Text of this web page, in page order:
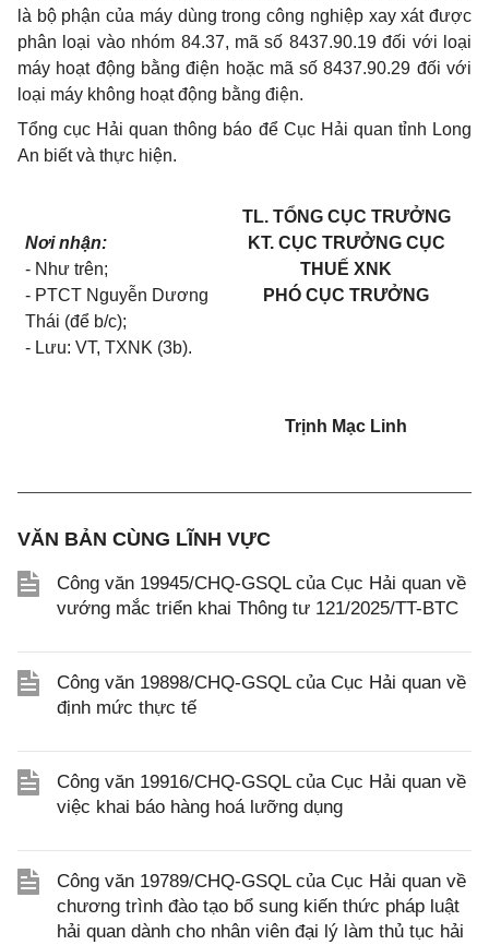
là bộ phận của máy dùng trong công nghiệp xay xát được
phân loại vào nhóm 84.37, mã số 8437.90.19 đối với loại
máy hoạt động bằng điện hoặc mã số 8437.90.29 đối với
loại máy không hoạt động bằng điện.
Tổng cục Hải quan thông báo để Cục Hải quan tỉnh Long
An biết và thực hiện.
Nơi nhận:
- Như trên;
- PTCT Nguyễn Dương
Thái (để b/c);
- Lưu: VT, TXNK (3b).
TL. TỔNG CỤC TRƯỞNG
KT. CỤC TRƯỞNG CỤC
THUẾ XNK
PHÓ CỤC TRƯỞNG
Trịnh Mạc Linh
VĂN BẢN CÙNG LĨNH VỰC
Công văn 19945/CHQ-GSQL của Cục Hải quan về
vướng mắc triển khai Thông tư 121/2025/TT-BTC
Công văn 19898/CHQ-GSQL của Cục Hải quan về
định mức thực tế
Công văn 19916/CHQ-GSQL của Cục Hải quan về
việc khai báo hàng hoá lưỡng dụng
Công văn 19789/CHQ-GSQL của Cục Hải quan về
chương trình đào tạo bổ sung kiến thức pháp luật
hải quan dành cho nhân viên đại lý làm thủ tục hải